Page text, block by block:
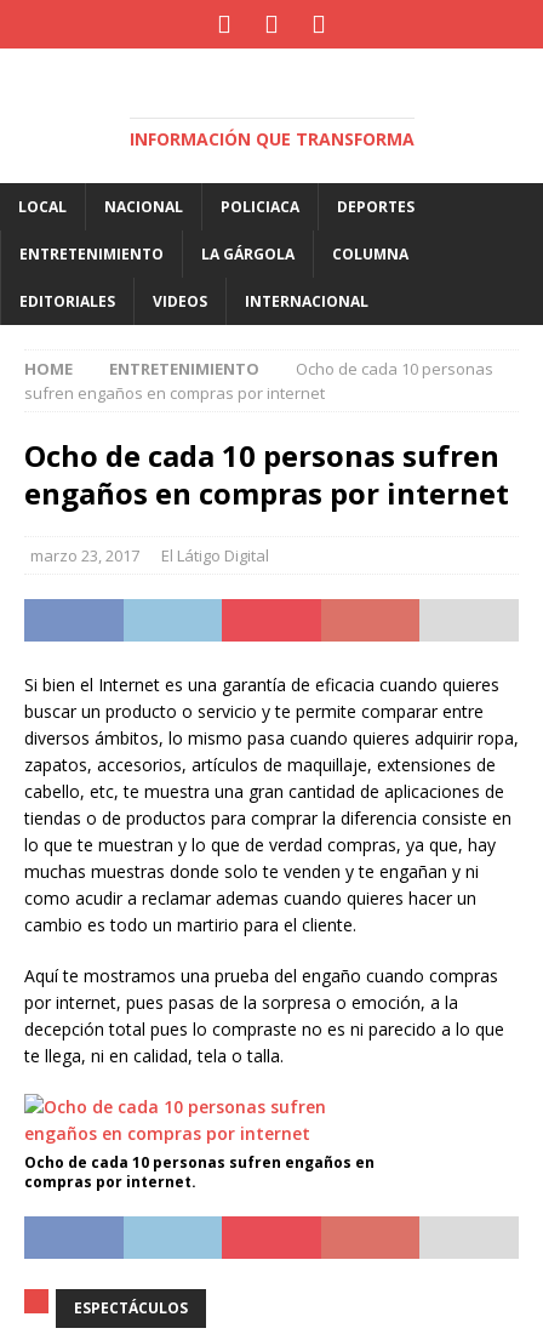
INFORMACIÓN QUE TRANSFORMA
LOCAL NACIONAL POLICIACA DEPORTES
ENTRETENIMIENTO LA GÁRGOLA COLUMNA
EDITORIALES VIDEOS INTERNACIONAL
HOME ENTRETENIMIENTO
Ocho de cada 10 personas
sufren engaños en compras por internet
Ocho de cada 10 personas sufren
engaños en compras por internet
marzo 23, 2017 El Látigo Digital
Si bien el Internet es una garantía de eficacia cuando quieres
buscar un producto o servicio y te permite comparar entre
diversos ámbitos, lo mismo pasa cuando quieres adquirir ropa,
zapatos, accesorios, artículos de maquillaje, extensiones de
cabello, etc, te muestra una gran cantidad de aplicaciones de
tiendas o de productos para comprar la diferencia consiste en
lo que te muestran y lo que de verdad compras, ya que, hay
muchas muestras donde solo te venden y te engañan y ni
como acudir a reclamar ademas cuando quieres hacer un
cambio es todo un martirio para el cliente.
Aquí te mostramos una prueba del engaño cuando compras
por internet, pues pasas de la sorpresa o emoción, a la
decepción total pues lo compraste no es ni parecido a lo que
te llega, ni en calidad, tela o talla.
Ocho de cada 10 personas sufren engaños en
compras por internet.
ESPECTÁCULOS